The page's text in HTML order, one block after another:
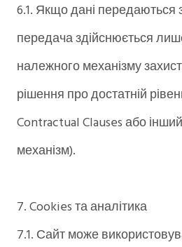
6.1. Якщо дані передаються
передача здійснюється
належного механізму
рішення про достатній
Contractual Clauses або
механізм).
7. Cookies та аналітика
7.1. Сайт може